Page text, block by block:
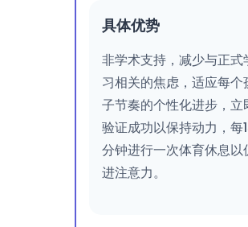
具体优势
非学术支持，减少与正式
习相关的焦虑，适应每个
子节奏的个性化进步，立
验证成功以保持动力，每
分钟进行一次体育休息以
进注意力。